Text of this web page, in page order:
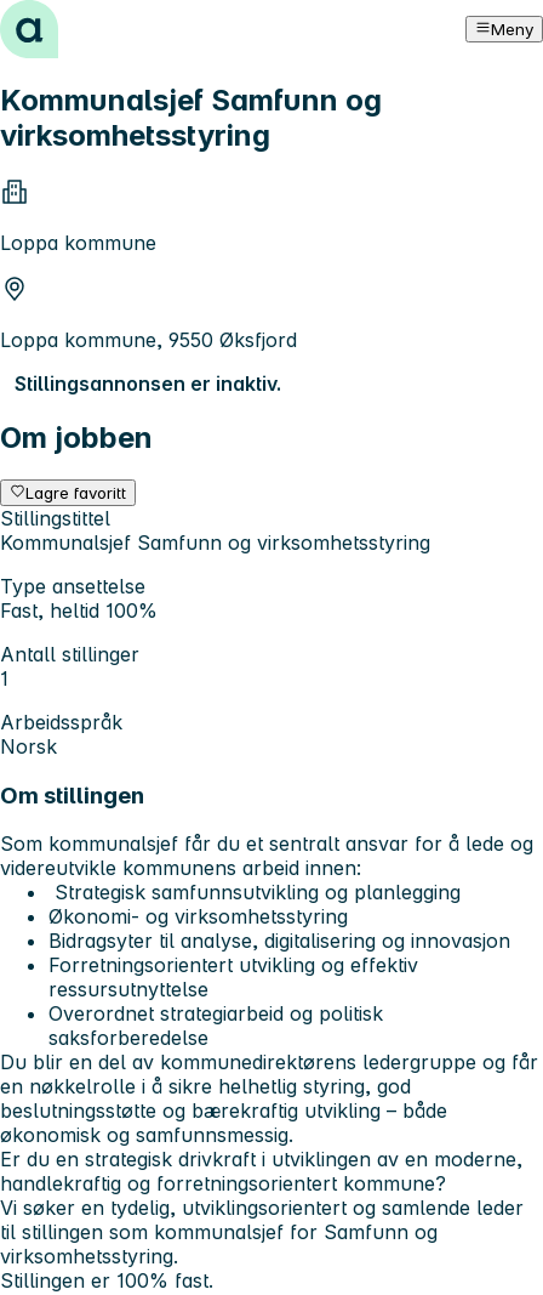
Hopp til innhold Meny
Kommunalsjef Samfunn og
virksomhetsstyring
Loppa kommune
Loppa kommune, 9550 Øksfjord
Stillingsannonsen er inaktiv.
Om jobben
Lagre favoritt
Stillingstittel
Kommunalsjef Samfunn og virksomhetsstyring
Type ansettelse
Fast, heltid 100%
Antall stillinger
1
Arbeidsspråk
Norsk
Om stillingen
Som kommunalsjef får du et sentralt ansvar for å lede og
videreutvikle kommunens arbeid innen:
Strategisk samfunnsutvikling og planlegging
Økonomi- og virksomhetsstyring
Bidragsyter til analyse, digitalisering og innovasjon
Forretningsorientert utvikling og effektiv
ressursutnyttelse
Overordnet strategiarbeid og politisk
saksforberedelse
Du blir en del av kommunedirektørens ledergruppe og får
en nøkkelrolle i å sikre helhetlig styring, god
beslutningsstøtte og bærekraftig utvikling – både
økonomisk og samfunnsmessig.
Er du en strategisk drivkraft i utviklingen av en moderne,
handlekraftig og forretningsorientert kommune?
Vi søker en tydelig, utviklingsorientert og samlende leder
til stillingen som kommunalsjef for Samfunn og
virksomhetsstyring.
Stillingen er 100% fast.